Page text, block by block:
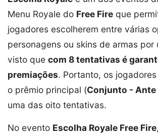
Menu Royale do Free Fire que
jogadores escolherem entre várias
personagens ou skins de armas por
visto que com 8 tentativas é
premiações. Portanto, os
o prêmio principal (Conjunto - Ante
uma das oito tentativas.
No evento Escolha Royale Free Fire